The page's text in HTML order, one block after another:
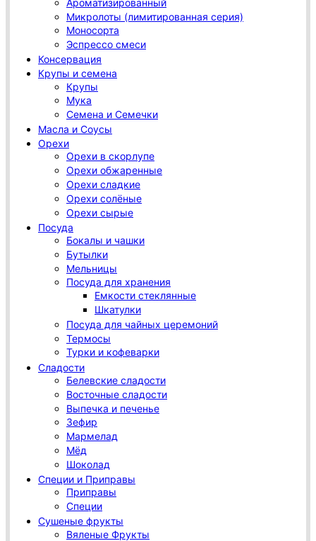
Микролоты (лимитированная серия)
Моносорта
Эспрессо смеси
Консервация
Крупы и семена
Крупы
Мука
Семена и Семечки
Масла и Соусы
Орехи
Орехи в скорлупе
Орехи обжаренные
Орехи сладкие
Орехи солёные
Орехи сырые
Посуда
Бокалы и чашки
Бутылки
Мельницы
Посуда для хранения
Емкости стеклянные
Шкатулки
Посуда для чайных церемоний
Термосы
Турки и кофеварки
Сладости
Белевские сладости
Восточные сладости
Выпечка и печенье
Зефир
Мармелад
Мёд
Шоколад
Специи и Приправы
Приправы
Специи
Сушеные фрукты
Вяленые Фрукты